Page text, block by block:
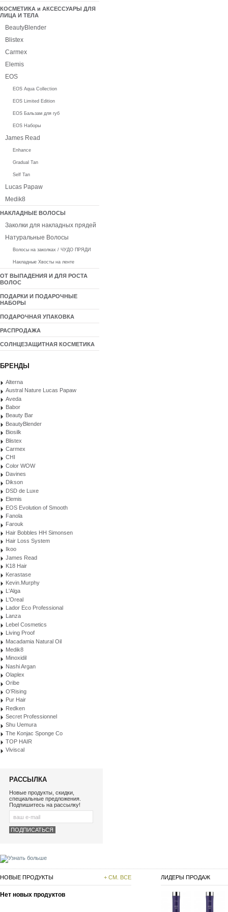
КОСМЕТИКА и АКСЕССУАРЫ ДЛЯ
ЛИЦА И ТЕЛА
BeautyBlender
Blistex
Carmex
Elemis
EOS
EOS Aqua Collection
EOS Limited Edition
EOS Бальзам для губ
EOS Наборы
James Read
Enhance
Gradual Tan
Self Tan
Lucas Papaw
Medik8
НАКЛАДНЫЕ ВОЛОСЫ
Заколки для накладных прядей
Натуральные Волосы
Волосы на заколках / ЧУДО ПРЯДИ
Накладные Хвосты на ленте
ОТ ВЫПАДЕНИЯ И ДЛЯ РОСТА
ВОЛОС
ПОДАРКИ И ПОДАРОЧНЫЕ
НАБОРЫ
ПОДАРОЧНАЯ УПАКОВКА
РАСПРОДАЖА
СОЛНЦЕЗАЩИТНАЯ КОСМЕТИКА
БРЕНДЫ
Alterna
Austral Nature Lucas Papaw
Aveda
Babor
Beauty Bar
BeautyBlender
Biosilk
Blistex
Carmex
CHI
Color WOW
Davines
Dikson
DSD de Luxe
Elemis
EOS Evolution of Smooth
Fanola
Farouk
Hair Bobbles HH Simonsen
Hair Loss System
Ikoo
James Read
K18 Hair
Kerastase
Kevin.Murphy
L'Alga
L'Oreal
Lador Eco Professional
Lanza
Lebel Cosmetics
Living Proof
Macadamia Natural Oil
Medik8
Minoxidil
Nashi Argan
Olaplex
Oribe
O’Rising
Pur Hair
Redken
Secret Professionnel
Shu Uemura
The Konjac Sponge Co
TOP HAIR
Viviscal
РАССЫЛКА
Новые продукты, скидки,
специальные предложения.
Подпишитесь на рассылку!
НОВЫЕ ПРОДУКТЫ + СМ. ВСЕ
Нет новых продуктов
ЛИДЕРЫ ПРОДАЖ